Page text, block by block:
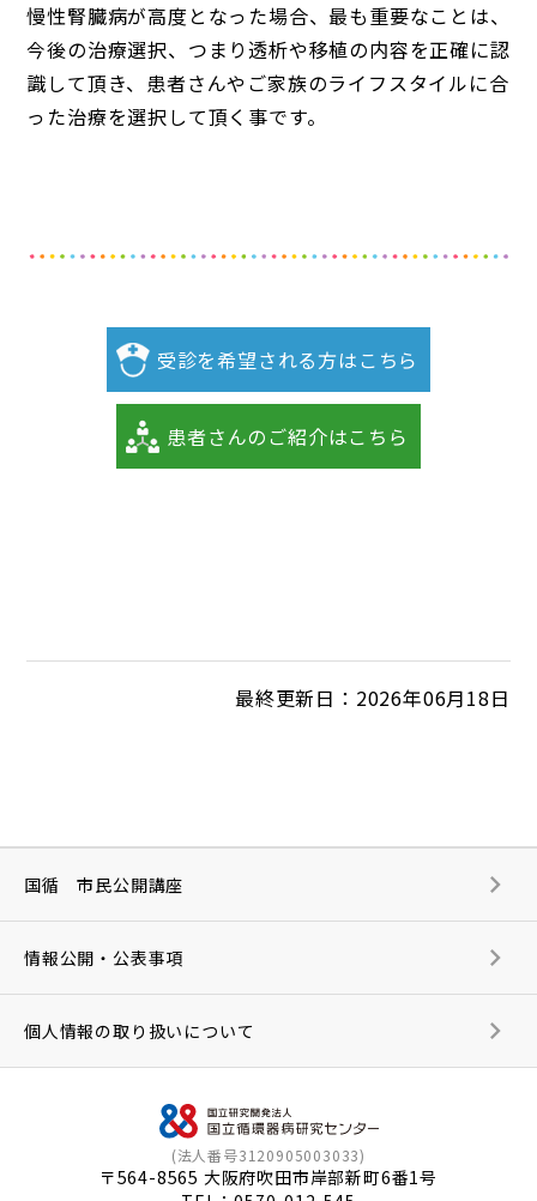
慢性腎臓病が高度となった場合、最も重要なことは、
今後の治療選択、つまり透析や移植の内容を正確に認
識して頂き、患者さんやご家族のライフスタイルに合
った治療を選択して頂く事です。
受診を希望される方はこちら
患者さんのご紹介はこちら
最終更新日：2026年06月18日
(法人番号3120905003033)
〒564-8565 大阪府吹田市岸部新町6番1号
国循 市民公開講座
情報公開・公表事項
個人情報の取り扱いについて